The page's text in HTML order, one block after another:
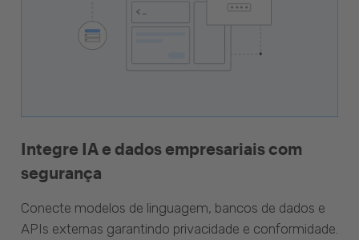
Integre IA e dados empresariais com
segurança
Conecte modelos de linguagem, bancos de dados e
APIs externas garantindo privacidade e conformidade.